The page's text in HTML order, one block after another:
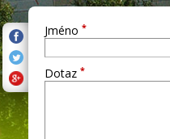
Jméno *
Dotaz *